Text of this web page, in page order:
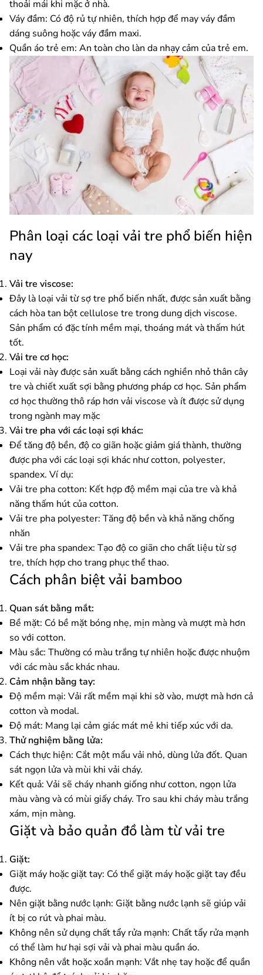
thoải mái khi mặc ở nhà.
Váy đầm: Có độ rủ tự nhiên, thích hợp để may váy đầm
dáng suông hoặc váy đầm maxi.
Quần áo trẻ em: An toàn cho làn da nhạy cảm của trẻ em.
Phân loại các loại vải tre phổ biến hiện
nay
Vải tre viscose:
Đây là loại vải từ sợ tre phổ biến nhất, được sản xuất bằng
cách hòa tan bột cellulose tre trong dung dịch viscose.
Sản phẩm có đặc tính mềm mại, thoáng mát và thấm hút
tốt.
Vải tre cơ học:
Loại vải này được sản xuất bằng cách nghiền nhỏ thân cây
tre và chiết xuất sợi bằng phương pháp cơ học. Sản phẩm
cơ học thường thô ráp hơn vải viscose và ít được sử dụng
trong ngành may mặc
Vải tre pha với các loại sợi khác:
Để tăng độ bền, độ co giãn hoặc giảm giá thành, thường
được pha với các loại sợi khác như cotton, polyester,
spandex. Ví dụ:
Vải tre pha cotton: Kết hợp độ mềm mại của tre và khả
năng thấm hút của cotton.
Vải tre pha polyester: Tăng độ bền và khả năng chống
nhăn
Vải tre pha spandex: Tạo độ co giãn cho chất liệu từ sợ
tre, thích hợp cho trang phục thể thao.
Cách phân biệt vải bamboo
Quan sát bằng mắt:
Bề mặt: Có bề mặt bóng nhẹ, mịn màng và mượt mà hơn
so với cotton.
Màu sắc: Thường có màu trắng tự nhiên hoặc được nhuộm
với các màu sắc khác nhau.
Cảm nhận bằng tay:
Độ mềm mại: Vải rất mềm mại khi sờ vào, mượt mà hơn cả
cotton và modal.
Độ mát: Mang lại cảm giác mát mẻ khi tiếp xúc với da.
Thử nghiệm bằng lửa:
Cách thực hiện: Cắt một mẩu vải nhỏ, dùng lửa đốt. Quan
sát ngọn lửa và mùi khi vải cháy.
Kết quả: Vải sẽ cháy nhanh giống như cotton, ngọn lửa
màu vàng và có mùi giấy cháy. Tro sau khi cháy màu trắng
xám, mịn màng.
Giặt và bảo quản đồ làm từ vải tre
Giặt:
Giặt máy hoặc giặt tay: Có thể giặt máy hoặc giặt tay đều
được.
Nên giặt bằng nước lạnh: Giặt bằng nước lạnh sẽ giúp vải
ít bị co rút và phai màu.
Không nên sử dụng chất tẩy rửa mạnh: Chất tẩy rửa mạnh
có thể làm hư hại sợi vải và phai màu quần áo.
Không nên vắt hoặc xoắn mạnh: Vắt nhẹ tay hoặc để quần